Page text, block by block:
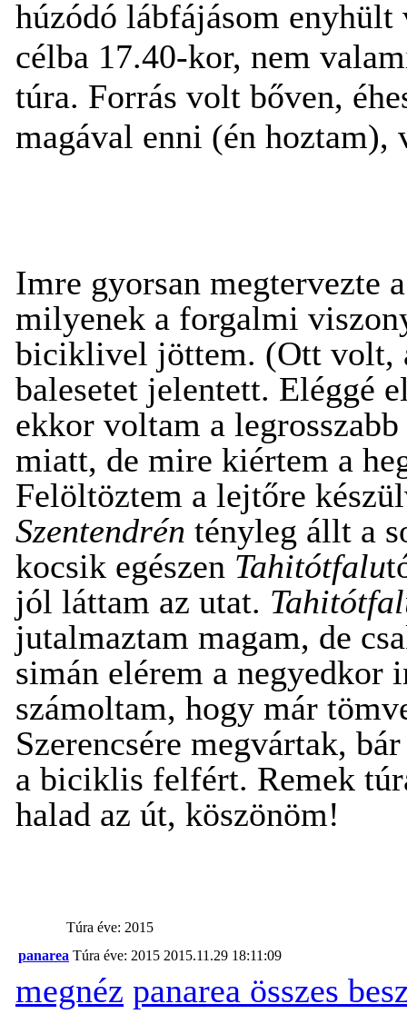
húzódó lábfájásom
célba 17.40-kor, nem
túra. Forrás volt bőven,
magával enni (én hoztam),
Imre gyorsan megtervezte
milyenek a forgalmi
biciklivel jöttem. (Ott volt,
balesetet jelentett. Eléggé
ekkor voltam a
miatt, de mire kiértem a
Felöltöztem a lejtőre
Szentendrén tényleg állt a
kocsik egészen Tahitótfalu
jól láttam az utat.
jutalmaztam magam, de
simán elérem a negyedkor
számoltam, hogy már
Szerencsére megvártak,
a biciklis felfért. Remek
halad az út, köszönöm!
Túra éve: 2015
panarea Túra éve: 2015 2015.11.29 18:11:09
megnéz panarea összes